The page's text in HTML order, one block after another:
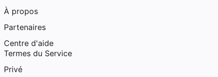
À propos
Partenaires
Centre d'aide
Termes du Service
Privé